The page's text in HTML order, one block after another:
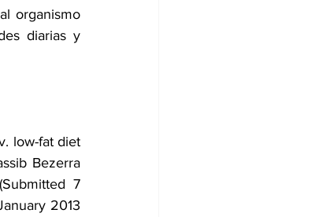
organismo
diarias y
low-fat diet
Bezerra
7
2013